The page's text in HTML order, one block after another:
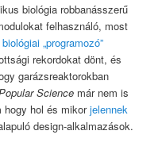
biológia robbanásszerű
felhasználó, most
biológiai „programozó”
rekordokat dönt, és
garázsreaktorokban
Science már nem is
hogy hol és mikorjelennek
design-alkalmazások.